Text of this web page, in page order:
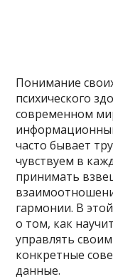
Понимание
психического
современном
часто бывает
чувствуем в
принимать
гармонии. В
о том, как
управлять
конкретные
данные.